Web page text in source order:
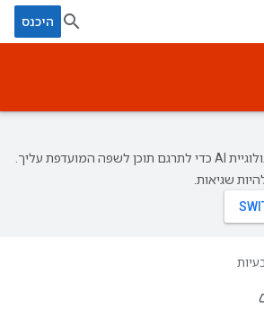
היכנס
‫Google משתמשת בטכנולוגיית AI כדי לתרגם תוכן לשפה המועדפת עליך.
שגיאות.